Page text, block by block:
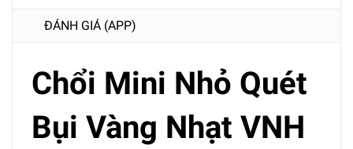
ĐÁNH GIÁ (APP)
Chổi Mini Nhỏ Quét
Bụi Vàng Nhạt VNH